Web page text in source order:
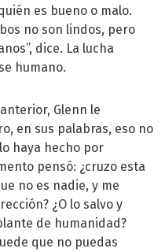
es bueno o malo.
no son lindos, pero
dice. La lucha
humano.
Glenn le
en sus palabras, eso no
haya hecho por
pensó: ¿cruzo esta
no es nadie, y me
¿O lo salvo y
de humanidad?
que no puedas